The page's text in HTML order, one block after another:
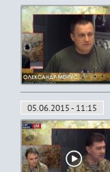
05.06.2015 - 11:15